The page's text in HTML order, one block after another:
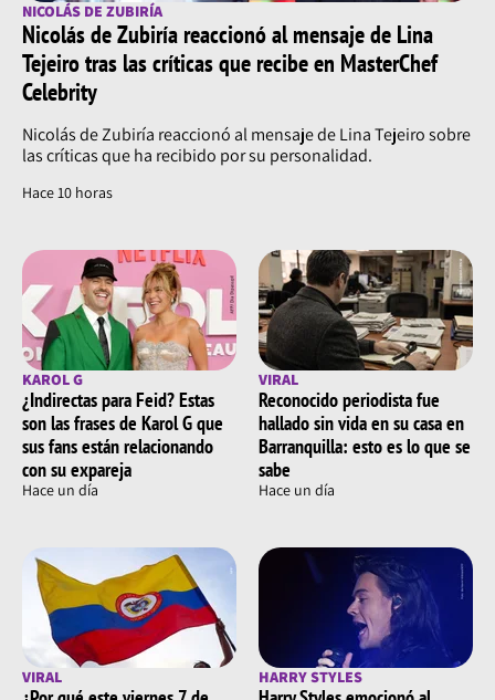
NICOLÁS DE ZUBIRÍA
Nicolás de Zubiría reaccionó al mensaje de Lina
Tejeiro tras las críticas que recibe en MasterChef
Celebrity
Nicolás de Zubiría reaccionó al mensaje de Lina Tejeiro sobre
las críticas que ha recibido por su personalidad.
Hace 10 horas
KAROL G
¿Indirectas para Feid? Estas
son las frases de Karol G que
sus fans están relacionando
con su expareja
Hace un día
VIRAL
Reconocido periodista fue
hallado sin vida en su casa en
Barranquilla: esto es lo que se
sabe
Hace un día
VIRAL HARRY STYLES